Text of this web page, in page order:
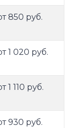
850 руб.
1 020 руб.
1 110 руб.
930 руб.